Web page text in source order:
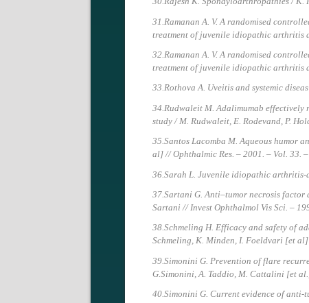
31.Ramanan A. V. A randomised
treatment of juvenile idiopathic arthritis
32.Ramanan A. V. A randomised
treatment of juvenile idiopathic arthritis
33.Rothova A. Uveitis and systemic
34.Rudwaleit M. Adalimumab
study / M. Rudwaleit, E. Rodevand, P.
35.Santos Lacomba M. Aqueous humor
al] // Ophthalmic Res. – 2001. – Vol. 33.
36.Sarah L. Juvenile idiopathic arthritis-
37.Sartani G. Anti–tumor necrosis
Sartani // Invest Ophthalmol Vis Sci. –
38.Schmeling H. Efficacy and safety of
Schmeling, K. Minden, I. Foeldvari [et
39.Simonini G. Prevention of flare
G.Simonini, A. Taddio, M. Cattalini [et
40.Simonini G. Current evidence of